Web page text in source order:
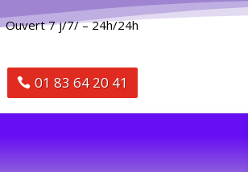
Ouvert 7 j/7/ – 24h/24h
01 83 64 20 41